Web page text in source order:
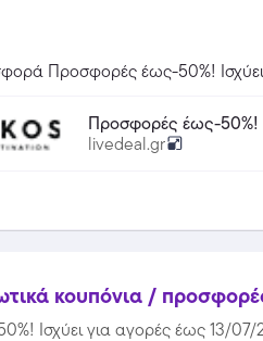
Προσφορές έως-50%!
livedeal.gr
κουπόνια /
Ισχύει για αγορές έως 13/07/